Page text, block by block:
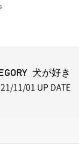
犬が好き
11/01 UP DATE